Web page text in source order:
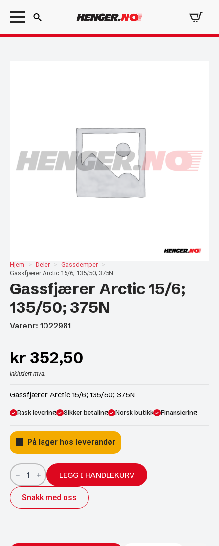
Search
Hjem Deler
Gassdemper
Gassfjærer Arctic 15/6; 135/50; 375N
Gassfjærer Arctic 15/6;
135/50; 375N
Varenr: 1022981
kr 352,50
Inkludert mva.
Gassfjærer Arctic 15/6; 135/50; 375N
Rask levering Sikker betaling Norsk butikk Finansiering
På lager hos leverandør
Gassfjærer
Arctic
15/6;
135/50;
375N
antall
LEGG I HANDLEKURV
Snakk med oss